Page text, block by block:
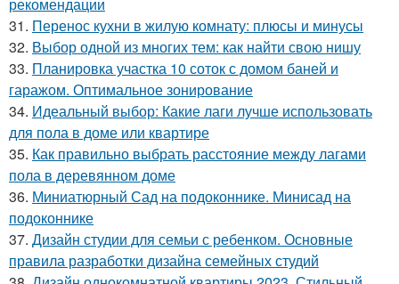
рекомендации
31. Перенос кухни в жилую комнату: плюсы и минусы
32. Выбор одной из многих тем: как найти свою нишу
33. Планировка участка 10 соток с домом баней и
гаражом. Оптимальное зонирование
34. Идеальный выбор: Какие лаги лучше использовать
для пола в доме или квартире
35. Как правильно выбрать расстояние между лагами
пола в деревянном доме
36. Миниатюрный Сад на подоконнике. Минисад на
подоконнике
37. Дизайн студии для семьи с ребенком. Основные
правила разработки дизайна семейных студий